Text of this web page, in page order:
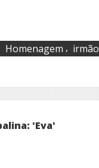
Homenagem , irmão
'Eva'